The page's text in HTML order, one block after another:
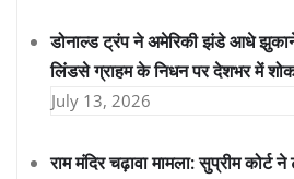
डोनाल्ड ट्रंप ने अमेरिकी झंडे आधे
लिंडसे ग्राहम के निधन पर देशभर में
July 13, 2026
राम मंदिर चढ़ावा मामला: सुप्रीम कोर्ट